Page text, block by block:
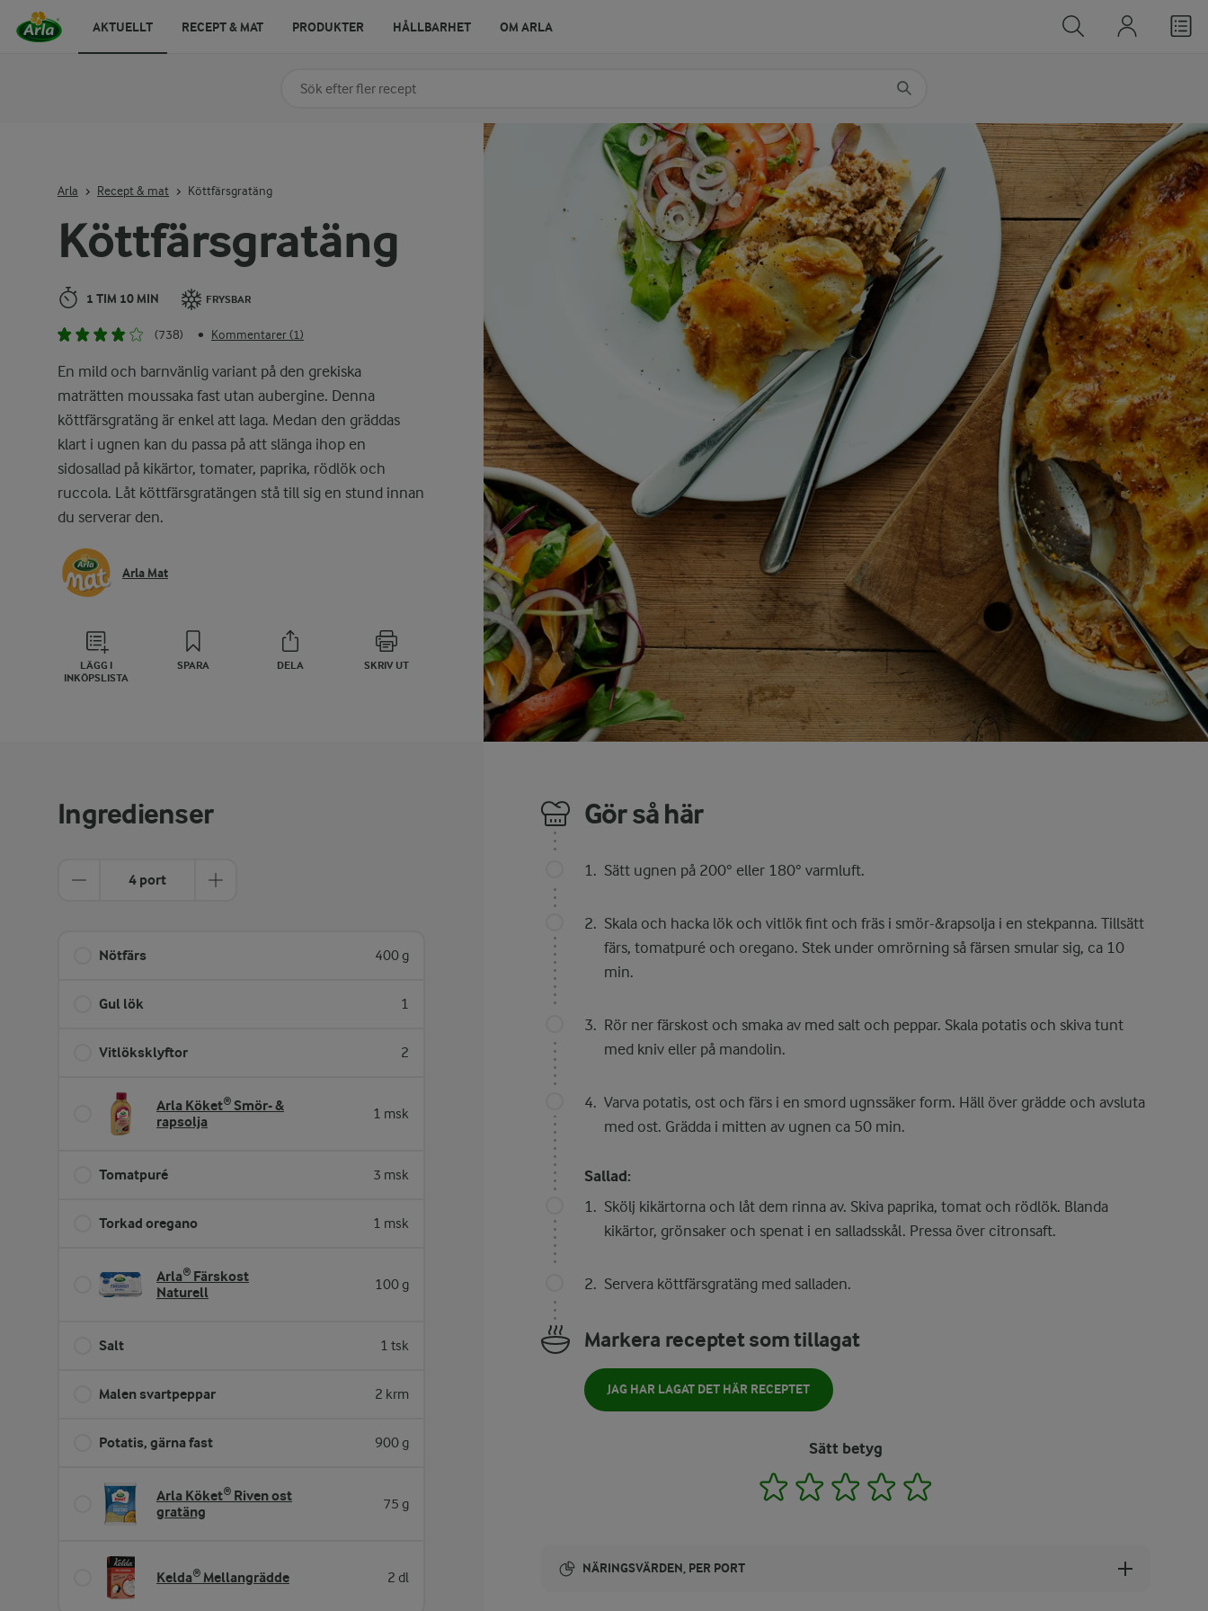
Köttfärsgratäng
1 TIM 10 MIN FRYSBAR
(738) • Kommentarer (1)
En mild och barnvänlig variant på den grekiska
maträtten moussaka fast utan aubergine. Denna
köttfärsgratäng är enkel att laga. Medan den gräddas
klart i ugnen kan du passa på att slänga ihop en
sidosallad på kikärtor, tomater, paprika, rödlök och
ruccola. Låt köttfärsgratängen stå till sig en stund innan
du serverar den.
Arla Mat
LÄGG I
INKÖPSLISTA
SPARA DELA SKRIV UT
Arla Recept & mat Köttfärsgratäng
Ingredienser
4 port
Nötfärs 400 g
Gul lök 1
Vitlöksklyftor 2
Arla Köket® Smör- &
rapsolja
1 msk
Tomatpuré 3 msk
Torkad oregano 1 msk
Arla® Färskost
Naturell
100 g
Salt 1 tsk
Malen svartpeppar 2 krm
Potatis, gärna fast 900 g
Arla Köket® Riven ost
gratäng
75 g
Kelda® Mellangrädde 2 dl
Gör så här
Sätt ugnen på 200° eller 180° varmluft.
Skala och hacka lök och vitlök fint och fräs i smör-&rapsolja i en stekpanna. Tillsätt
färs, tomatpuré och oregano. Stek under omrörning så färsen smular sig, ca 10
min.
Rör ner färskost och smaka av med salt och peppar. Skala potatis och skiva tunt
med kniv eller på mandolin.
Varva potatis, ost och färs i en smord ugnssäker form. Häll över grädde och avsluta
med ost. Grädda i mitten av ugnen ca 50 min.
Sallad:
Skölj kikärtorna och låt dem rinna av. Skiva paprika, tomat och rödlök. Blanda
kikärtor, grönsaker och spenat i en salladsskål. Pressa över citronsaft.
Servera köttfärsgratäng med salladen.
Markera receptet som tillagat
JAG HAR LAGAT DET HÄR RECEPTET
Sätt betyg
1 2 3 4
NÄRINGSVÄRDEN, PER PORT
Sök på kategori eller ingrediens
AKTUELLT RECEPT & MAT PRODUKTER HÅLLBARHET OM ARLA